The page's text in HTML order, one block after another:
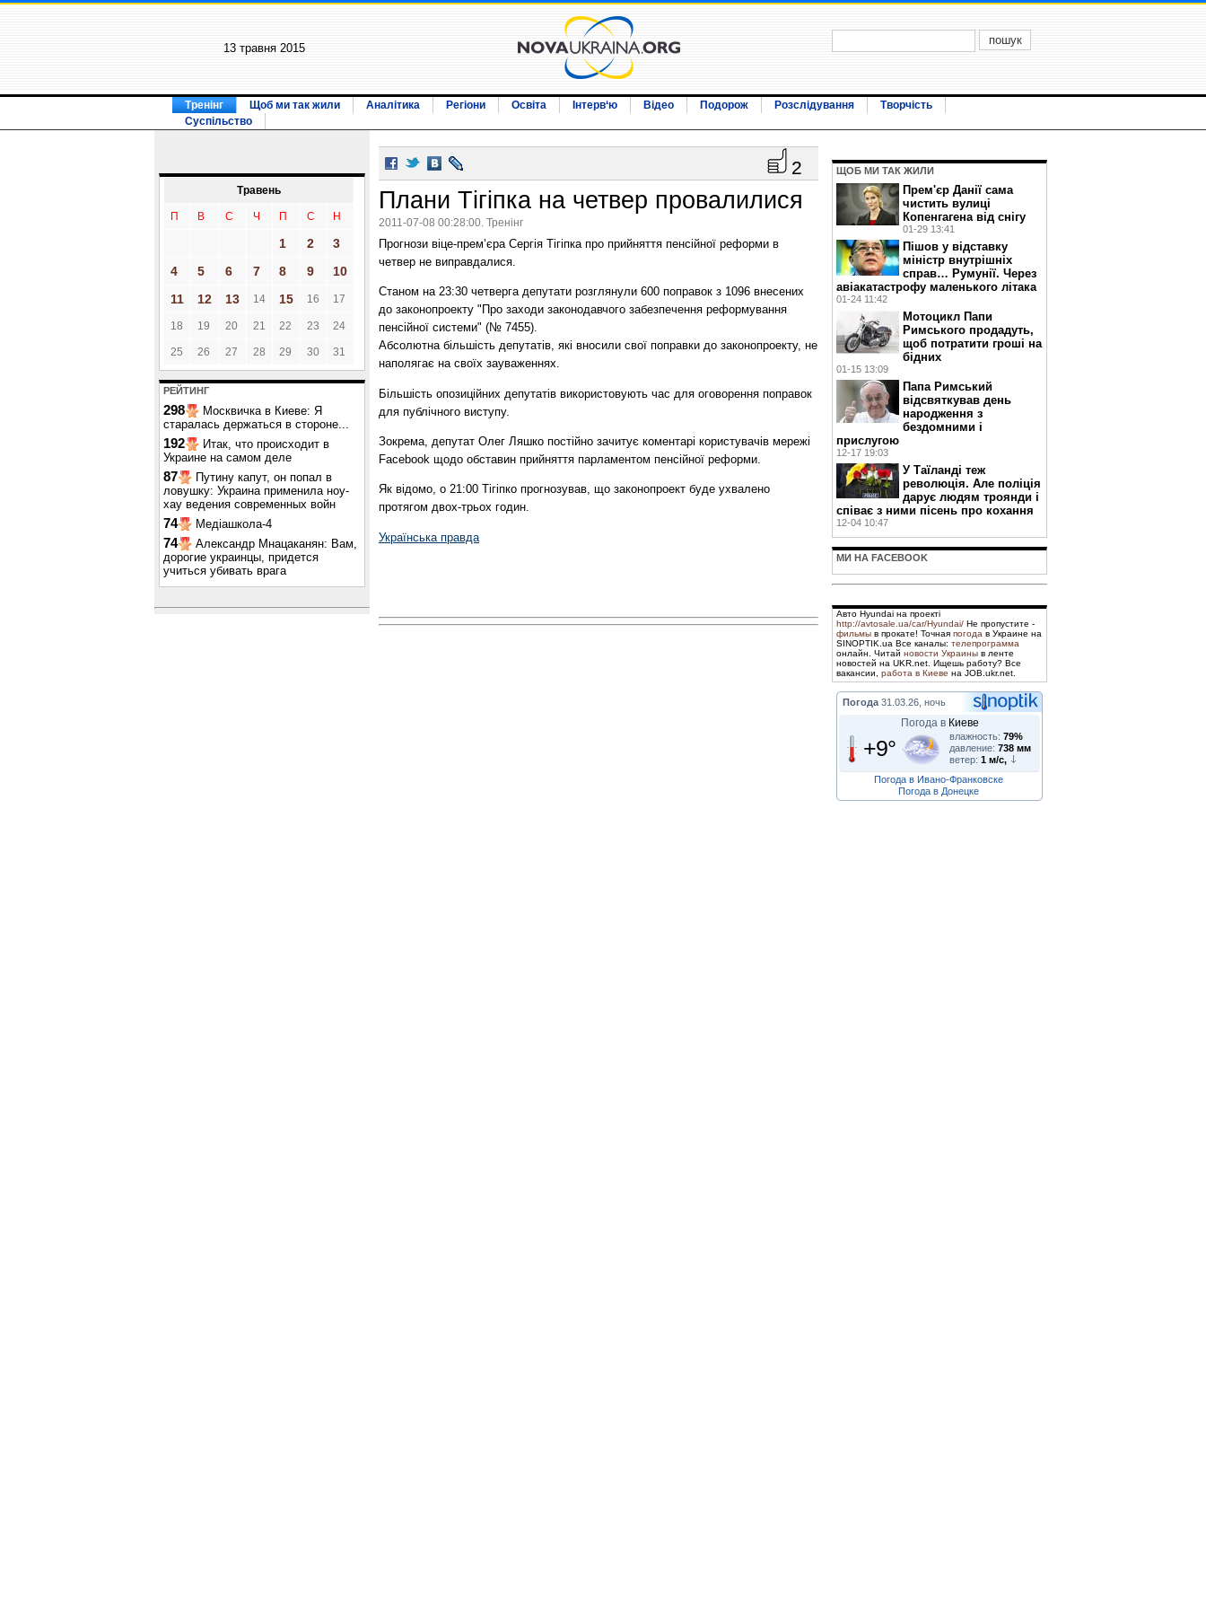
13 травня 2015
Тренінг Щоб ми так жили Аналітика Регіони Освіта Інтерв‘ю Відео Подорож Розслідування
Творчість
Суспільство
Травень
П В С Ч П С Н
1 2
3
4
5 6 7 8 9
10
11
12 13 14 15 16 17
18 19 20 21 22 23 24
25 26 27 28 29 30 31
РЕЙТИНГ
298
Москвичка в Киеве: Я
старалась держаться в стороне...
192
Итак, что происходит в
Украине на самом деле
87
Путину капут, он попал в
ловушку: Украина применила ноу-
хау ведения современных войн
74 Медіашкола-4
74
Александр Мнацаканян: Вам,
дорогие украинцы, придется
учиться убивать врага
2
Плани Тігіпка на четвер провалилися
2011-07-08 00:28:00. Тренінг
Прогнози віце-прем’єра Сергія Тігіпка про прийняття пенсійної реформи в
четвер не виправдалися.
Станом на 23:30 четверга депутати розглянули 600 поправок з 1096 внесених
до законопроекту "Про заходи законодавчого забезпечення реформування
пенсійної системи" (№ 7455).
Абсолютна більшість депутатів, які вносили свої поправки до законопроекту, не
наполягає на своїх зауваженнях.
Більшість опозиційних депутатів використовують час для оговорення поправок
для публічного виступу.
Зокрема, депутат Олег Ляшко постійно зачитує коментарі користувачів мережі
Facebook щодо обставин прийняття парламентом пенсійної реформи.
Як відомо, о 21:00 Тігіпко прогнозував, що законопроект буде ухвалено
протягом двох-трьох годин.
Українська правда
ЩОБ МИ ТАК ЖИЛИ
Прем'єр Данії сама
чистить вулиці
Копенгагена від снігу
01-29 13:41
Пішов у відставку
міністр внутрішніх
справ… Румунії. Через
авіакатастрофу маленького літака
01-24 11:42
Мотоцикл Папи
Римського продадуть,
щоб потратити гроші на
бідних
01-15 13:09
Папа Римський
відсвяткував день
народження з
бездомними і
прислугою
12-17 19:03
У Таїланді теж
революція. Але поліція
дарує людям троянди і
співає з ними пісень про кохання
12-04 10:47
МИ НА FACEBOOK
Авто Hyundai на проекті
http://avtosale.ua/car/Hyundai/ Не пропустите -
фильмы в прокате! Точная погода в Украине на
SINOPTIK.ua Все каналы: телепрограмма
онлайн. Читай новости Украины в ленте
новостей на UKR.net. Ищешь работу? Все
вакансии, работа в Киеве на JOB.ukr.net.
Погода 31.03.26, ночь
Погода в Киеве
+9° влажность: 79%
давление: 738 мм
ветер: 1 м/с,
Погода в Ивано-Франковске
Погода в Донецке